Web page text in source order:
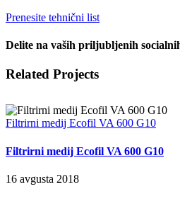
Prenesite tehnični list
Delite na vaših priljubljenih
Facebook
X
LinkedIn
WhatsApp
Pinterest
Email
Related Projects
Filtrirni medij Ecofil VA 600 G10
Filtrirni medij Ecofil VA 600 G10
16 avgusta 2018